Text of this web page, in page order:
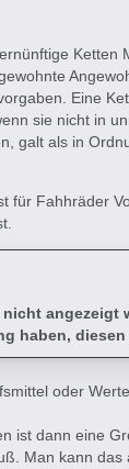
Ketten
Eine
sie nicht in
galt als in
für Fahhräder
angezeigt
haben,
oder
ist dann eine
Man kann das